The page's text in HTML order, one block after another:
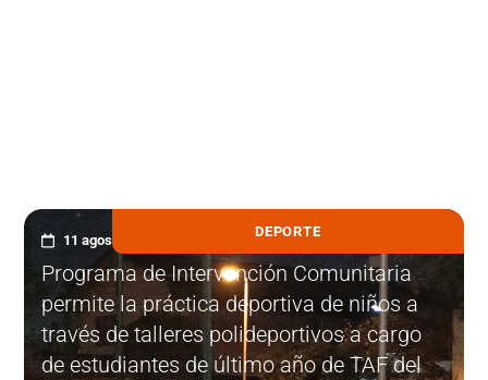
DEPORTE
11 agosto, 2022
Programa de Intervención Comunitaria
permite la práctica deportiva de niños a
través de talleres polideportivos a cargo
de estudiantes de último año de TAF del